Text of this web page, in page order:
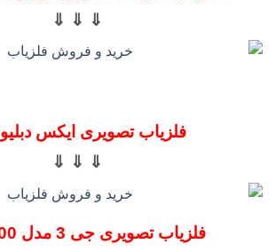
⇓ ⇓ ⇓
فلزیاب تصویری ایکس دبلیو XW
⇓ ⇓ ⇓
فلزیاب تصویری جی 3 مدل G3-6500